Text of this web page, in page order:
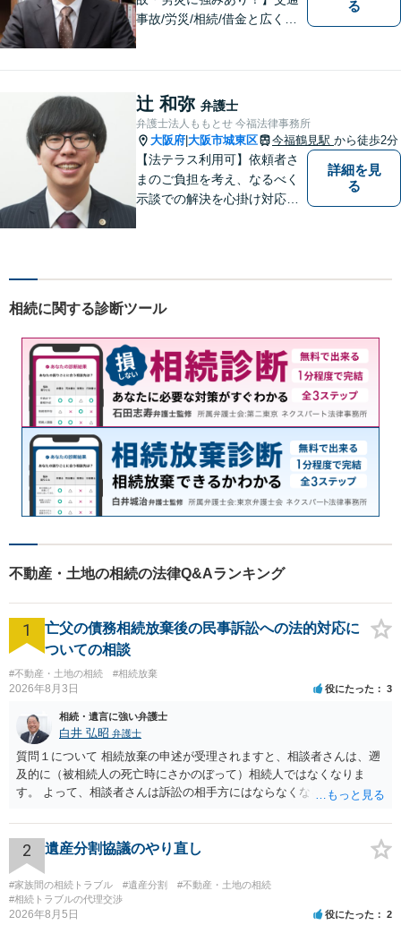
事故/労災/相続/借金と広く法
にご相談ください。【労災事
故：9年前の事故でも数千万円
の賠償を獲得】
る
辻 和弥 弁護士
弁護士法人ももとせ 今福法律事務所
大阪府 大阪市城東区 今福鶴見駅 から徒歩2分
【法テラス利用可】依頼者さ
まのご負担を考え、なるべく
示談での解決を心掛け対応い
で頼れる弁護士を目指しま
見駅2分】
詳細を見
る
相続に関する診断ツール
不動産・土地の相続の法律Q&Aランキング
1
亡父の債務相続放棄後の民事訴訟への法的対応に
ついての相談
#不動産・土地の相続 #相続放棄
2026年8月3日 役にたった 3
相続・遺言に強い弁護士
白井 弘昭 弁護士
質問１について 相続放棄の申述が受理されますと、相談者さんは、遡
及的に（被相続人の死亡時にさかのぼって）相続人ではなくなりま
す。 よって、相談者さんは訴訟の相手方にはならなくなるので（明け
理証明を家庭裁判所で取得し、コピーを答弁書に添えて裁判所に提出
してください。 質問２について 請求棄却を求める答弁書を提出すれ
ば、第１回期日は出席する必要がありません。その日は差支え（用事
があり出席できない）との記載で十分です。 質問３について 弁護士で
はないので、ｍｉｎｔｓでの提出の必要は無いと思います。郵送（期
限までに届けばよい）で十分です。 詳細は、書面記載の裁判所書記官
2 遺産分割協議のやり直し
#家族間の相続トラブル #遺産分割
#不動産・土地の相続
#相続トラブルの代理交渉
2026年8月5日 役にたった 2